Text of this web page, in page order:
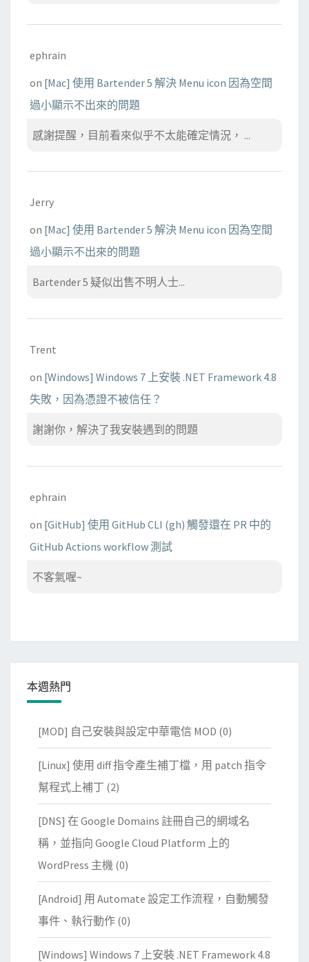
ephrain
on [Mac] 使用 Bartender 5 解決 Menu icon 因為空間
過小顯示不出來的問題
感謝提醒，目前看來似乎不太能確定情況， ...
Jerry
on [Mac] 使用 Bartender 5 解決 Menu icon 因為空間
過小顯示不出來的問題
Bartender 5 疑似出售不明人士...
Trent
on [Windows] Windows 7 上安裝 .NET Framework 4.8
失敗，因為憑證不被信任？
謝謝你，解決了我安裝遇到的問題
ephrain
on [GitHub] 使用 GitHub CLI (gh) 觸發還在 PR 中的
GitHub Actions workflow 測試
不客氣喔~
本週熱門
[MOD] 自己安裝與設定中華電信 MOD (0)
[Linux] 使用 diff 指令產生補丁檔，用 patch 指令
幫程式上補丁 (2)
[DNS] 在 Google Domains 註冊自己的網域名
稱，並指向 Google Cloud Platform 上的
WordPress 主機 (0)
[Android] 用 Automate 設定工作流程，自動觸發
事件、執行動作 (0)
[Windows] Windows 7 上安裝 .NET Framework 4.8